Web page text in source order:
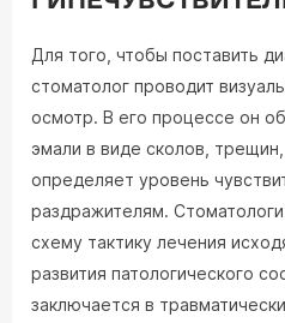
Для того, чтобы поставить
стоматолог проводит
осмотр. В его процессе он
эмали в виде сколов,
определяет уровень
раздражителям.
схему тактику лечения
развития патологического
заключается в